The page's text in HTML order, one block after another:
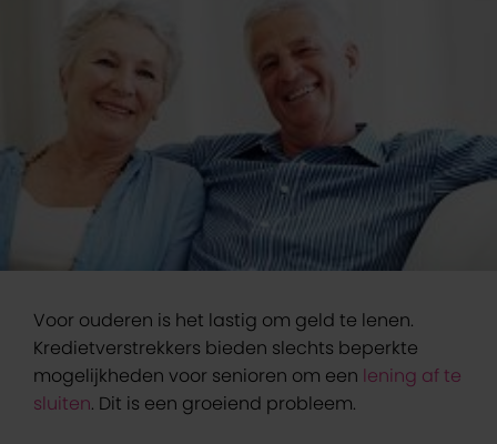
Voor ouderen is het lastig om geld te lenen.
Kredietverstrekkers bieden slechts beperkte
mogelijkheden voor senioren om een lening af te
sluiten. Dit is een groeiend probleem.